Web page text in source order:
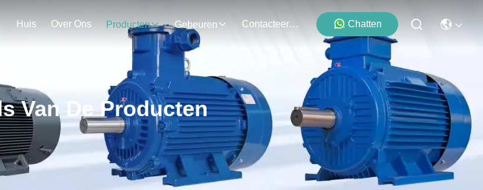
Huis Over Ons Producten Gebeuren Contacteer Ons Chatten
Van De Producten